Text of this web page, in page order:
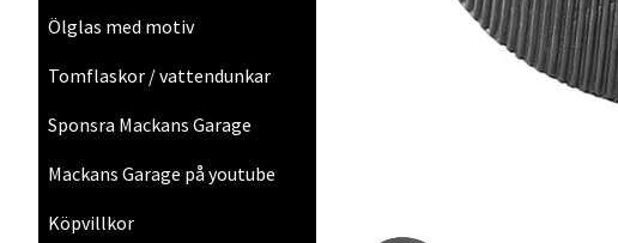
Ölglas med motiv
Tomflaskor / vattendunkar
Sponsra Mackans Garage
Mackans Garage på youtube
Köpvillkor